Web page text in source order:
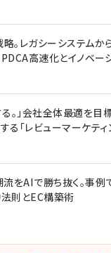
。レガシーシステムか
高速化とイノベー
る。」会社全体最適を目
る「レビューマーケティ
をAIで勝ち抜く。事例
則とEC構築術